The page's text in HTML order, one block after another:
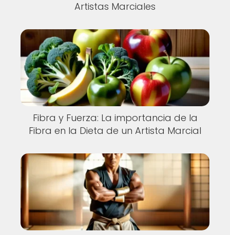
Artistas Marciales
Fibra y Fuerza: La importancia de la
Fibra en la Dieta de un Artista Marcial